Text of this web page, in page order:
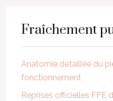
Fraîchement
Anatomie détaillée du
fonctionnement
Reprises officielles FFE